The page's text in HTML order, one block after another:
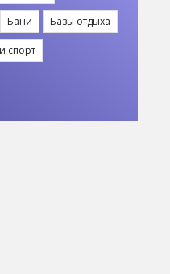
Бани Базы отдыха
спорт